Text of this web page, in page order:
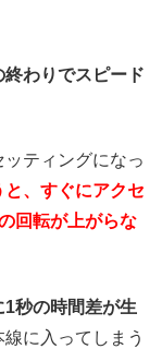
終わりでスピード
ティングになっ
、すぐにアクセ
回転が上がらな
1秒の時間差が生
に入ってしまう